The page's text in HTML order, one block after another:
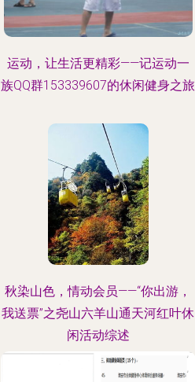
运动，让生活更精彩——记运动一
族QQ群153339607的休闲健身之旅
秋染山色，情动会员——“你出游，
我送票”之尧山六羊山通天河红叶休
闲活动综述